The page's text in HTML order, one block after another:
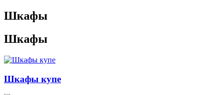
Шкафы
Шкафы
Шкафы купе